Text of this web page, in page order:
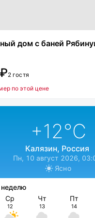
дом с баней
2 гостя
по этой цене
+12°C
Калязин, Россия
Пн, 10 август 2026,
Ясно
неделю
Ср
12
Чт
13
Пт
14